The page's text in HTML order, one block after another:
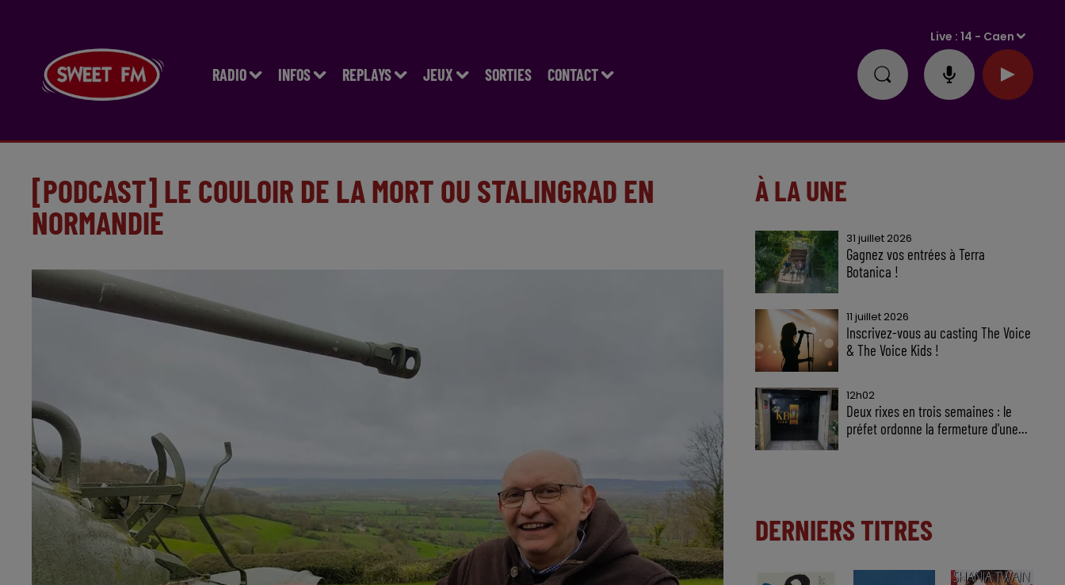
RADIO INFOS REPLAYS JEUX SORTIES CONTACT
Live :14 - Caen
[PODCAST] LE COULOIR DE LA MORT OU STALINGRAD EN
NORMANDIE
À LA UNE
31 juillet 2026
Gagnez vos entrées à Terra
Botanica !
11 juillet 2026
Inscrivez-vous au casting The Voice
& The Voice Kids !
12h02
Deux rixes en trois semaines : le
préfet ordonne la fermeture d'une...
DERNIERS TITRES